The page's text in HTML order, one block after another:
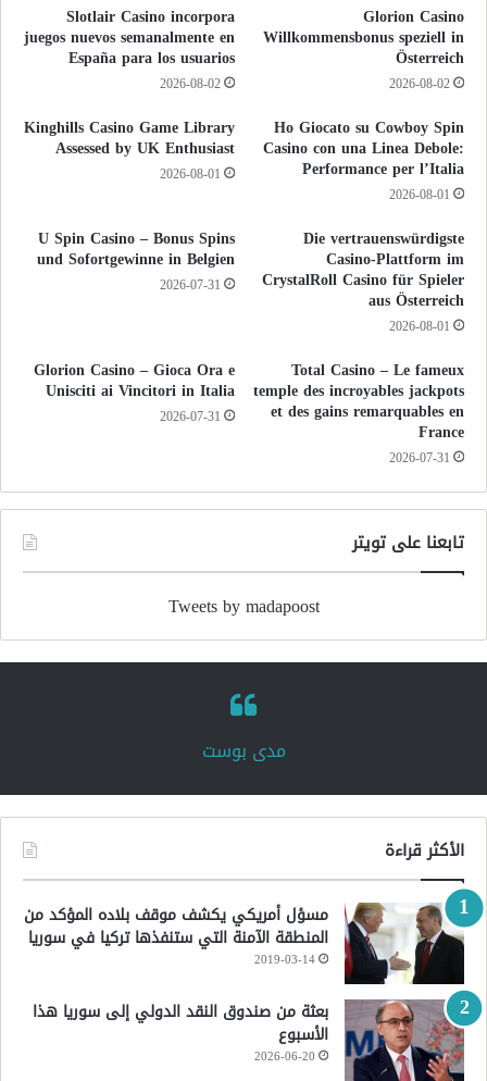
Glorion Casino
Willkommensbonus speziell in
Österreich
2026-08-02
Slotlair Casino incorpora
juegos nuevos semanalmente en
España para los usuarios
2026-08-02
Ho Giocato su Cowboy Spin
Casino con una Linea Debole:
Performance per l’Italia
2026-08-01
Kinghills Casino Game Library
Assessed by UK Enthusiast
2026-08-01
Die vertrauenswürdigste
Casino-Plattform im
CrystalRoll Casino für Spieler
aus Österreich
2026-08-01
U Spin Casino – Bonus Spins
und Sofortgewinne in Belgien
2026-07-31
Total Casino – Le fameux
temple des incroyables jackpots
et des gains remarquables en
France
2026-07-31
Glorion Casino – Gioca Ora e
Unisciti ai Vincitori in Italia
2026-07-31
تابعنا على تويتر
Tweets by madapoost
‏مدى بوست‏
الأكثر قراءة
مسؤل أمريكي يكشف موقف بلاده المؤكد من
المنطقة الآمنة التي ستنفذها تركيا في سوريا
2019-03-14
بعثة من صندوق النقد الدولي إلى سوريا هذا
الأسبوع
2026-06-20